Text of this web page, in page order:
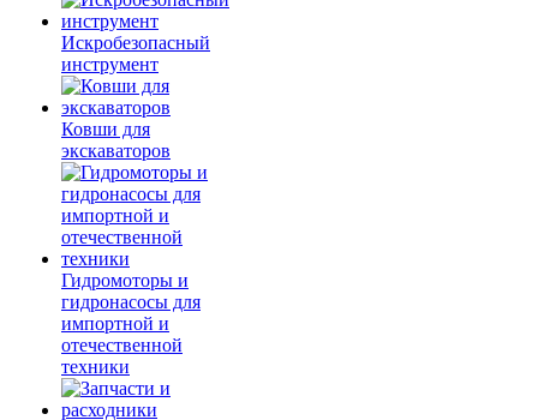
Искробезопасный
инструмент
Ковши для
экскаваторов
Гидромоторы и
гидронасосы для
импортной и
отечественной
техники